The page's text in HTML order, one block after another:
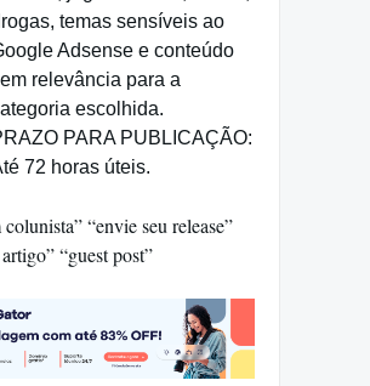
temas sensíveis ao
Adsense e conteúdo
relevância para a
escolhida.
PARA PUBLICAÇÃO:
72 horas úteis.
colunista” “envie seu release”
“guest post”